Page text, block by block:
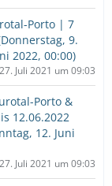
Porto | 7
9.
2022, 00:00)
27. Juli 2021 um 09:03
Porto &
12.06.2022
12. Juni
27. Juli 2021 um 09:03